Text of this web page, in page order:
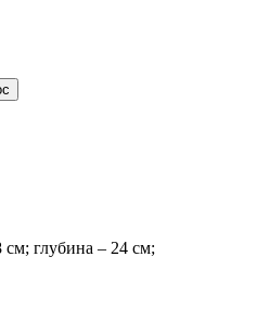
глубина – 24 см;